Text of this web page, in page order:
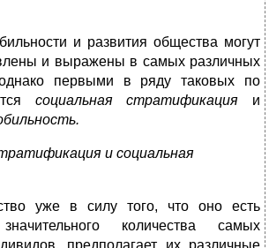
и развития общества могут
и выражены в самых различных
однако первыми в ряду таковых по
социальная стратификация и
и социальная
уже в силу того, что оно есть
количества самых